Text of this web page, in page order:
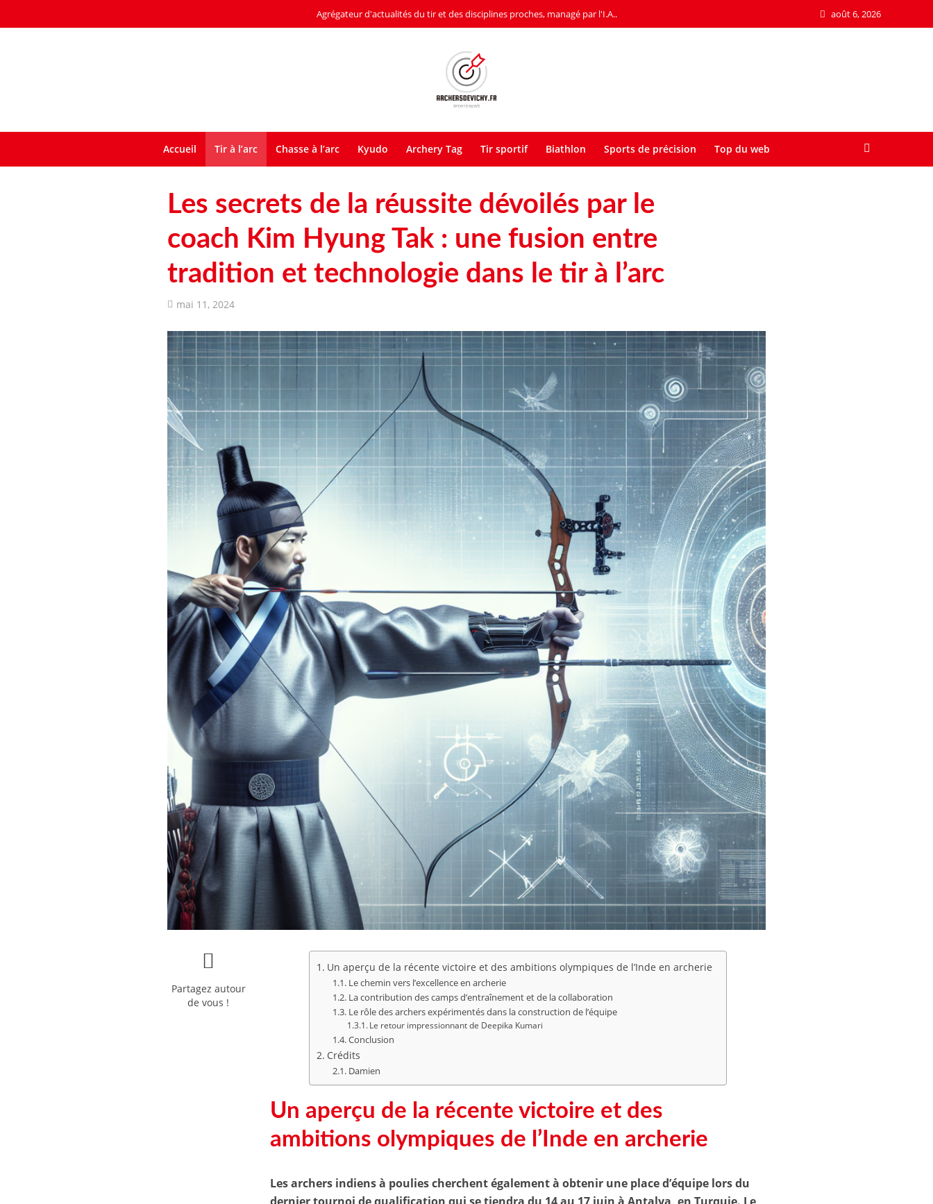
août 6, 2026
Agrégateur d'actualités du tir et des disciplines proches, managé par l'I.A..
Accueil Tir à l’arc Chasse à l’arc Kyudo Archery Tag Tir sportif Biathlon Sports de précision Top du web
Les secrets de la réussite dévoilés par le
coach Kim Hyung Tak : une fusion entre
tradition et technologie dans le tir à l’arc
mai 11, 2024
Partagez autour
de vous !
Un aperçu de la récente victoire et des ambitions olympiques de l’Inde en archerie
Le chemin vers l’excellence en archerie
La contribution des camps d’entraînement et de la collaboration
Le rôle des archers expérimentés dans la construction de l’équipe
Le retour impressionnant de Deepika Kumari
Conclusion
Crédits
Damien
Un aperçu de la récente victoire et des
ambitions olympiques de l’Inde en archerie
Les archers indiens à poulies cherchent également à obtenir une place d’équipe lors du